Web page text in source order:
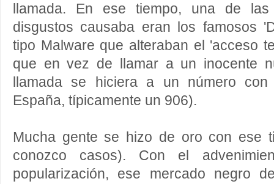
llamada. En ese tiempo, una de
disgustos causaba eran los famosos
tipo Malware que alteraban el 'acceso
que en vez de llamar a un inocente
llamada se hiciera a un número con
España, típicamente un 906).
Mucha gente se hizo de oro con ese
conozco casos). Con el
popularización, ese mercado negro